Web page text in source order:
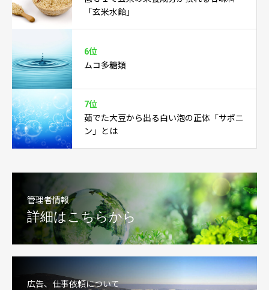
「玄米水飴」
6位
ムコ多糖類
7位
茹でた大豆から出る白い泡の正体「サポニ
ン」とは
管理者情報
詳細はこちらから
広告、仕事依頼について